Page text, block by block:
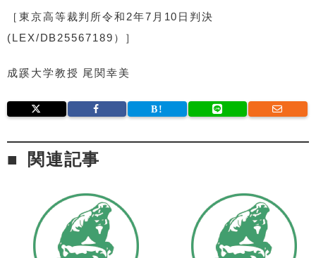
［東京高等裁判所令和2年7月10日判決
(LEX/DB25567189）］
成蹊大学教授 尾関幸美
関連記事